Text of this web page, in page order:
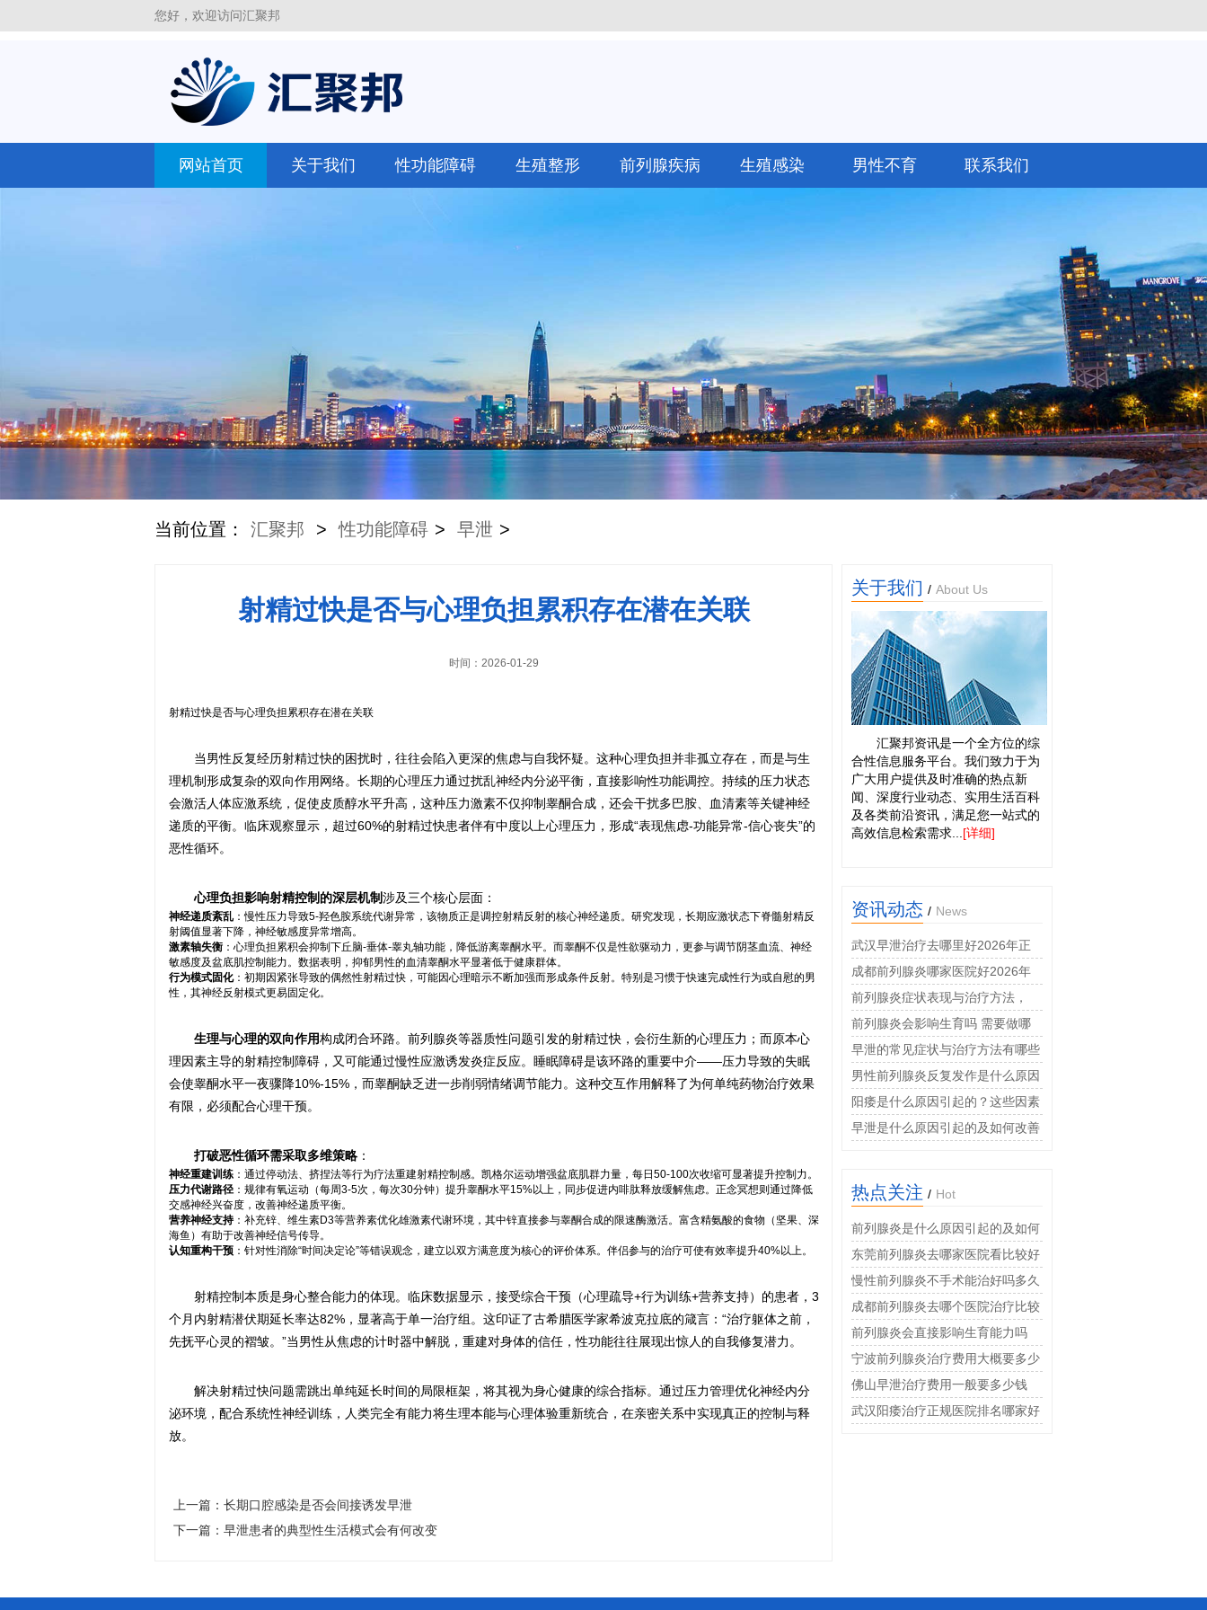
您好，欢迎访问汇聚邦
网站首页 关于我们 性功能障碍 生殖整形 前列腺疾病 生殖感染 男性不育 联系我们
当前位置： 汇聚邦 > 性功能障碍 > 早泄 >
射精过快是否与心理负担累积存在潜在关联
时间：2026-01-29
射精过快是否与心理负担累积存在潜在关联
当男性反复经历射精过快的困扰时，往往会陷入更深的焦虑与自我怀疑。这种心理负担并非孤立存在，而是与生
理机制形成复杂的双向作用网络。长期的心理压力通过扰乱神经内分泌平衡，直接影响性功能调控。持续的压力状态
会激活人体应激系统，促使皮质醇水平升高，这种压力激素不仅抑制睾酮合成，还会干扰多巴胺、血清素等关键神经
递质的平衡。临床观察显示，超过60%的射精过快患者伴有中度以上心理压力，形成“表现焦虑-功能异常-信心丧失”的
恶性循环。
心理负担影响射精控制的深层机制涉及三个核心层面：
神经递质紊乱 ：慢性压力导致5-羟色胺系统代谢异常，该物质正是调控射精反射的核心神经递质。研究发现，长期应激状态下脊髓射精反
射阈值显著下降，神经敏感度异常增高。
激素轴失衡 ：心理负担累积会抑制下丘脑-垂体-睾丸轴功能，降低游离睾酮水平。而睾酮不仅是性欲驱动力，更参与调节阴茎血流、神经
敏感度及盆底肌控制能力。数据表明，抑郁男性的血清睾酮水平显著低于健康群体。
行为模式固化：初期因紧张导致的偶然性射精过快，可能因心理暗示不断加强而形成条件反射。特别是习惯于快速完成性行为或自慰的男
性，其神经反射模式更易固定化。
生理与心理的双向作用构成闭合环路。前列腺炎等器质性问题引发的射精过快，会衍生新的心理压力；而原本心
理因素主导的射精控制障碍，又可能通过慢性应激诱发炎症反应。睡眠障碍是该环路的重要中介——压力导致的失眠
会使睾酮水平一夜骤降10%-15%，而睾酮缺乏进一步削弱情绪调节能力。这种交互作用解释了为何单纯药物治疗效果
有限，必须配合心理干预。
打破恶性循环需采取多维策略 ：
神经重建训练 ：通过停动法、挤捏法等行为疗法重建射精控制感。凯格尔运动增强盆底肌群力量，每日50-100次收缩可显著提升控制力。
压力代谢路径 ：规律有氧运动（每周3-5次，每次30分钟）提升睾酮水平15%以上，同步促进内啡肽释放缓解焦虑。正念冥想则通过降低
交感神经兴奋度，改善神经递质平衡。
营养神经支持：补充锌、维生素D3等营养素优化雄激素代谢环境，其中锌直接参与睾酮合成的限速酶激活。富含精氨酸的食物（坚果、深
海鱼）有助于改善神经信号传导。
认知重构干预 ：针对性消除“时间决定论”等错误观念，建立以双方满意度为核心的评价体系。伴侣参与的治疗可使有效率提升40%以上。
射精控制本质是身心整合能力的体现。临床数据显示，接受综合干预（心理疏导+行为训练+营养支持）的患者，3
个月内射精潜伏期延长率达82%，显著高于单一治疗组。这印证了古希腊医学家希波克拉底的箴言：“治疗躯体之前，
先抚平心灵的褶皱。”当男性从焦虑的计时器中解脱，重建对身体的信任，性功能往往展现出惊人的自我修复潜力。
解决射精过快问题需跳出单纯延长时间的局限框架，将其视为身心健康的综合指标。通过压力管理优化神经内分
泌环境，配合系统性神经训练，人类完全有能力将生理本能与心理体验重新统合，在亲密关系中实现真正的控制与释
放。
上一篇： 长期口腔感染是否会间接诱发早泄
下一篇： 早泄患者的典型性生活模式会有何改变
关于我们 / About Us
汇聚邦资讯是一个全方位的综
合性信息服务平台。我们致力于为
广大用户提供及时准确的热点新
闻、深度行业动态、实用生活百科
及各类前沿资讯，满足您一站式的
高效信息检索需求... [详细]
资讯动态 / News
武汉早泄治疗去哪里好2026年正
规男科门诊口碑排名推荐
成都前列腺炎哪家医院好2026年
男科专科诊疗费用透明
前列腺炎症状表现与治疗方法，
2026年男科专家权威科普指南
前列腺炎会影响生育吗 需要做哪
些检查
早泄的常见症状与治疗方法有哪些
男性前列腺炎反复发作是什么原因
阳痿是什么原因引起的？这些因素
很常见
早泄是什么原因引起的及如何改善
热点关注 / Hot
前列腺炎是什么原因引起的及如何
治疗
东莞前列腺炎去哪家医院看比较好
慢性前列腺炎不手术能治好吗多久
恢复
成都前列腺炎去哪个医院治疗比较
好
前列腺炎会直接影响生育能力吗
宁波前列腺炎治疗费用大概要多少
钱
佛山早泄治疗费用一般要多少钱
武汉阳痿治疗正规医院排名哪家好